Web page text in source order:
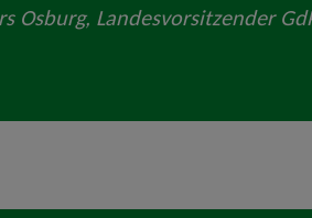
Osburg, Landesvorsitzender